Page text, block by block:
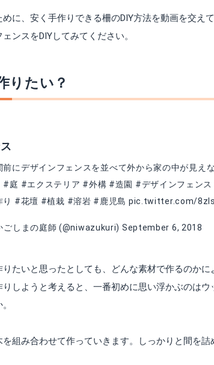
に、安く手作りできる柵のDIY方法を動画を交え
ンスをDIYしてみてください。
りたい？
前にデザインフェンスを並べて外から家の中が見え
#庭 #エクステリア #外構 #造園 #デザインフェンス
り #花壇 #植栽 #溶岩 #鹿児島 pic.twitter.com/
ごしまの庭師 (@niwazukuri) September 6, 2018
たいと思ったとしても、どんな素材で作るのかに
しようと考えると、一番初めに思い浮かぶのは
組み合わせて作っていきます。しっかりと間を